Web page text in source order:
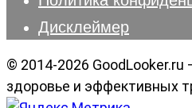
Дисклеймер
© 2014-2026 GoodLooker.ru
здоровье и эффективных